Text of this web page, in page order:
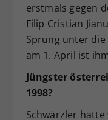
erstmals gegen
Filip Cristian
Sprung unter
am 1. April ist
Jüngster
1998?
Schwärzler